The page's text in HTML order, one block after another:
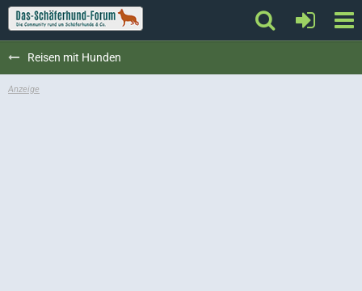
Reisen mit Hunden